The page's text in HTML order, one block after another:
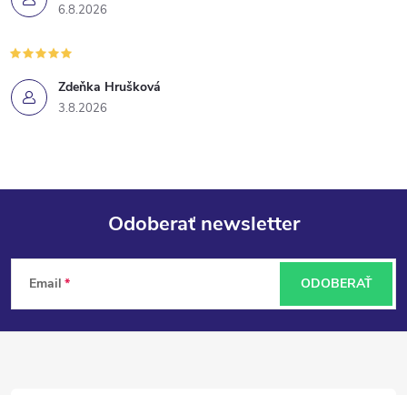
6.8.2026
Zdeňka Hrušková
3.8.2026
Z
á
Odoberať newsletter
Email ODOBERAŤ